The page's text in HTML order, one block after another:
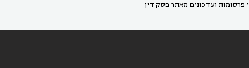
ועדכונים מאתר פסק דין